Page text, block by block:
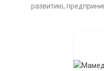
развитию,